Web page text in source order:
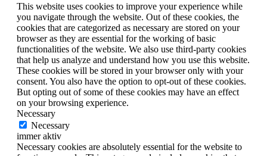
This website uses cookies to improve your experience while
you navigate through the website. Out of these cookies, the
cookies that are categorized as necessary are stored on your
browser as they are essential for the working of basic
functionalities of the website. We also use third-party cookies
that help us analyze and understand how you use this website.
These cookies will be stored in your browser only with your
consent. You also have the option to opt-out of these cookies.
But opting out of some of these cookies may have an effect
on your browsing experience.
Necessary
Necessary
immer aktiv
Necessary cookies are absolutely essential for the website to